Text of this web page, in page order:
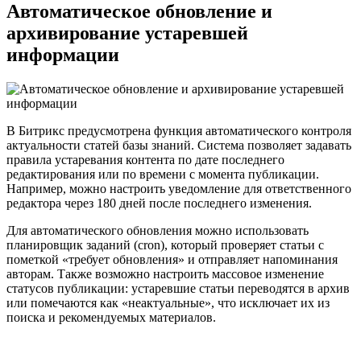
Автоматическое обновление и
архивирование устаревшей
информации
В Битрикс предусмотрена функция автоматического контроля
актуальности статей базы знаний. Система позволяет задавать
правила устаревания контента по дате последнего
редактирования или по времени с момента публикации.
Например, можно настроить уведомление для ответственного
редактора через 180 дней после последнего изменения.
Для автоматического обновления можно использовать
планировщик заданий (cron), который проверяет статьи с
пометкой «требует обновления» и отправляет напоминания
авторам. Также возможно настроить массовое изменение
статусов публикации: устаревшие статьи переводятся в архив
или помечаются как «неактуальные», что исключает их из
поиска и рекомендуемых материалов.